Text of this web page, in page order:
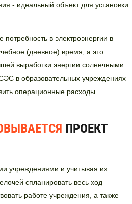
- идеальный объект для установки
в электроэнергии в
(дневное) время, а это
выработки энергии солнечными
в образовательных учреждениях
операционные расходы.
ПРОЕКТ
учреждениями и учитывая их
спланировать весь ход
работе учреждения, а также